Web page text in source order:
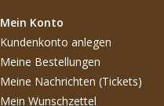
Mein Konto
Kundenkonto anlegen
Meine Bestellungen
Meine Nachrichten (Tickets)
Mein Wunschzettel